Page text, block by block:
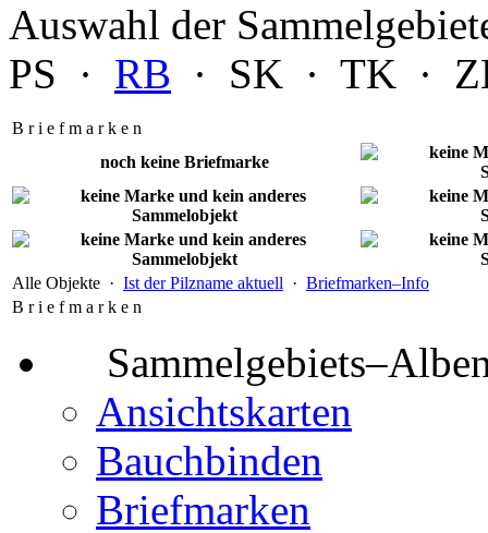
Auswahl der
PS · RB · SK · TK ·
B r i e f m a r k e n
noch keine Briefmarke
Alle Objekte · Ist der Pilzname aktuell · Briefmarken–Info
B r i e f m a r k e n
Ansichtskarten
Bauchbinden
Briefmarken